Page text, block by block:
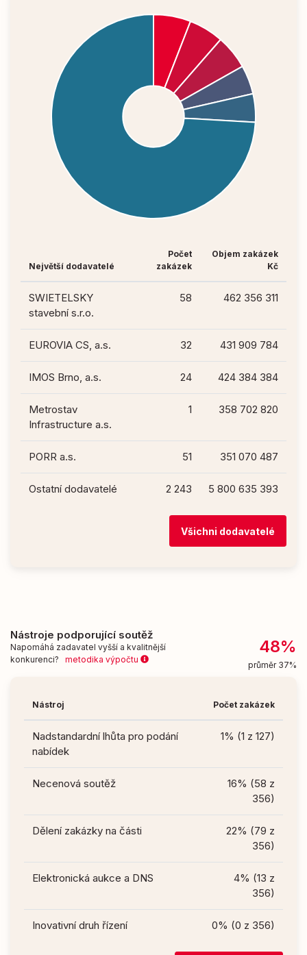
Největší dodavatelé
Počet
zakázek
Objem zakázek
Kč
SWIETELSKY
stavební s.r.o.
58 462 356 311
EUROVIA CS, a.s. 32 431 909 784
IMOS Brno, a.s. 24 424 384 384
Metrostav
Infrastructure a.s.
1 358 702 820
PORR a.s. 51 351 070 487
Ostatní dodavatelé 2 243 5 800 635 393
Všichni dodavatelé
Nástroje podporující soutěž
Napomáhá zadavatel vyšší a kvalitnější
konkurenci? metodika výpočtu
48%
průměr 37%
Nástroj Počet zakázek
Nadstandardní lhůta pro podání
nabídek
1% (1 z 127)
Necenová soutěž
16% (58 z
356)
Dělení zakázky na části
22% (79 z
356)
Elektronická aukce a DNS
4% (13 z
356)
Inovativní druh řízení 0% (0 z 356)